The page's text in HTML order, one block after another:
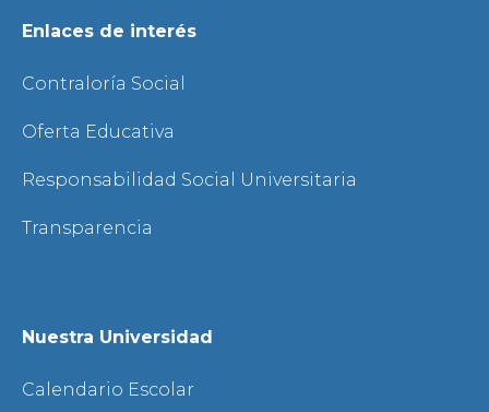
Enlaces de interés
Contraloría Social
Oferta Educativa
Responsabilidad Social Universitaria
Transparencia
Nuestra Universidad
Calendario Escolar